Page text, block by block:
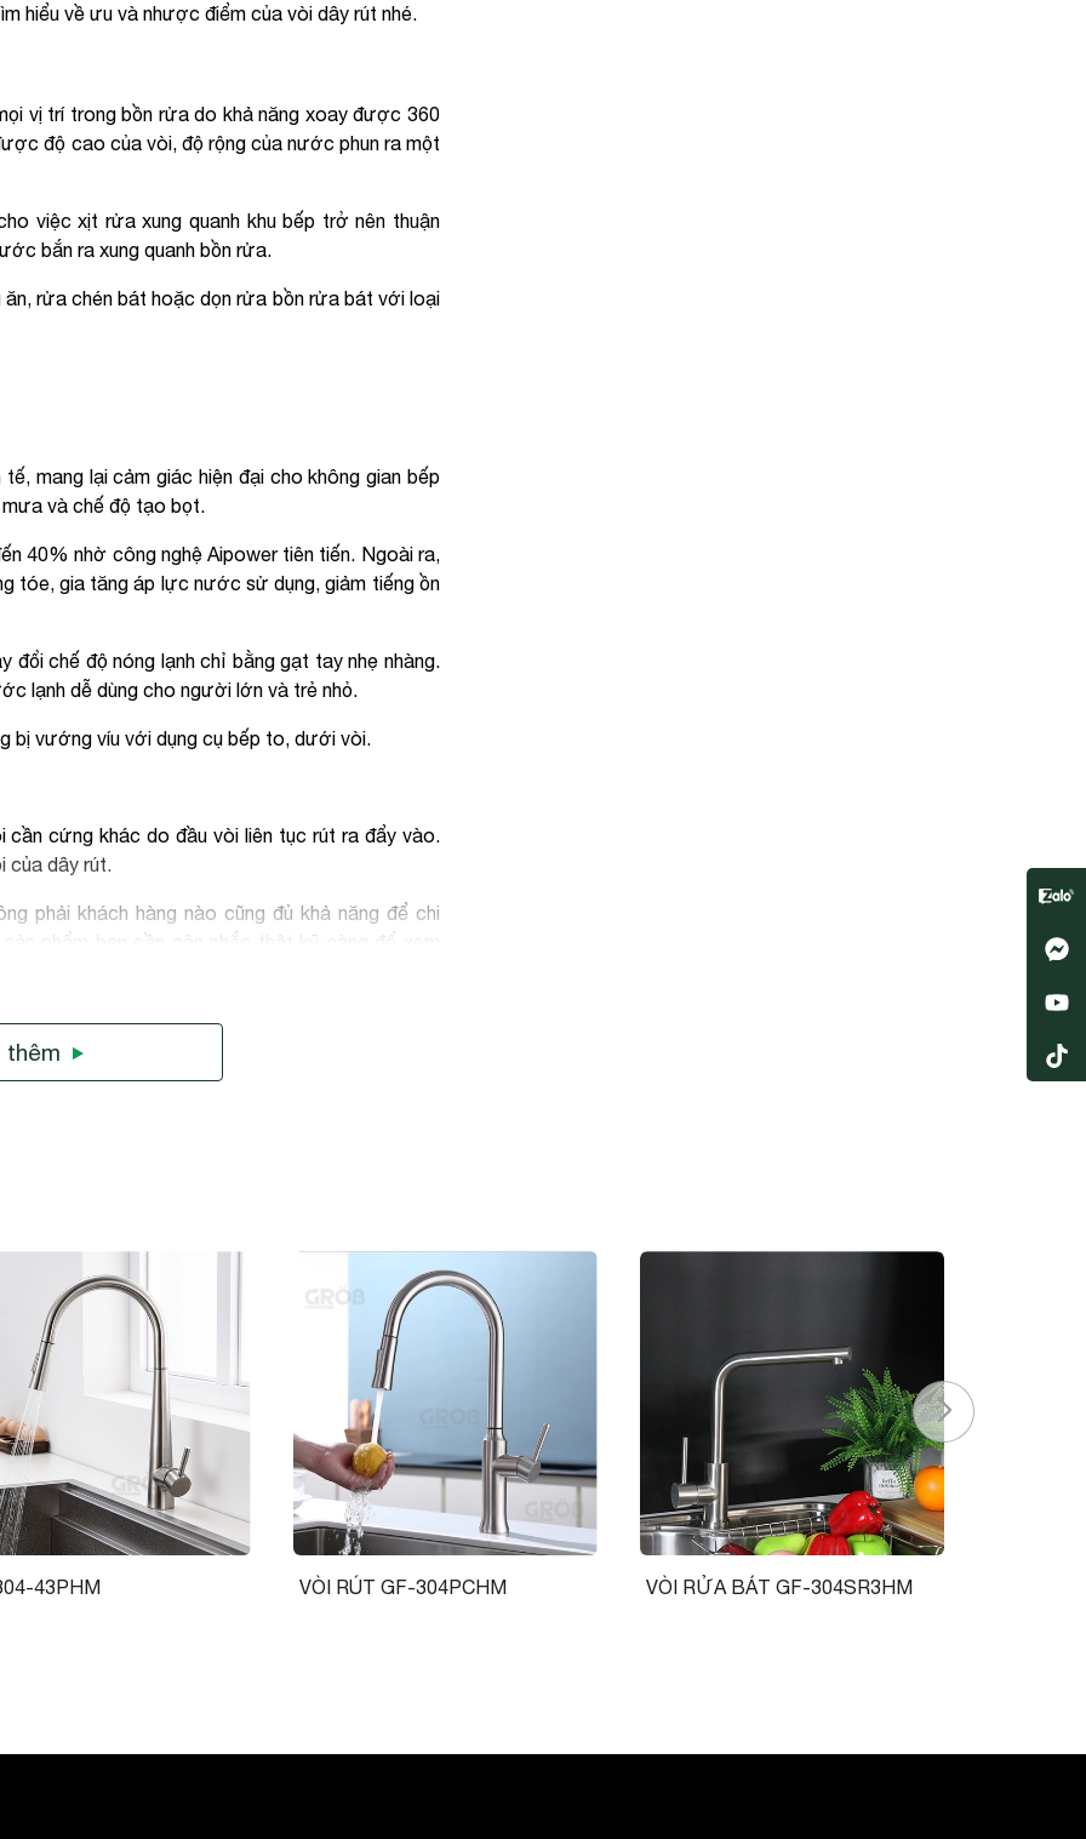
hiểu về ưu và nhược điểm của vòi dây rút nhé.
vị trí trong bồn rửa do khả năng xoay được 360
độ cao của vòi, độ rộng của nước phun ra một
việc xịt rửa xung quanh khu bếp trở nên thuận
bắn ra xung quanh bồn rửa.
rửa chén bát hoặc dọn rửa bồn rửa bát với loại
mang lại cảm giác hiện đại cho không gian bếp
mưa và chế độ tạo bọt.
40% nhờ công nghệ Aipower tiên tiến. Ngoài ra,
tóe, gia tăng áp lực nước sử dụng, giảm tiếng ồn
đổi chế độ nóng lạnh chỉ bằng gạt tay nhẹ nhàng.
lạnh dễ dùng cho người lớn và trẻ nhỏ.
bị vướng víu với dụng cụ bếp to, dưới vòi.
cứng khác do đầu vòi liên tục rút ra đẩy vào.
của dây rút.
phải khách hàng nào cũng đủ khả năng để chi
phẩm bạn cần cân nhắc thật kỹ càng để xem
cần cứng khác do đầu vòi liên tục ra và đẩy vào.
đặt và kiểm tra vòi nước được chính xác.
để vòi rửa bát không bị gập hoặc đầu chờ
đai ốc để tránh bị nứt vỡ, rò rỉ nước.
rửa bát một cách thuận lợi, bạn cần chuẩn bị các
thêm
43PHM VÒI RÚT GF-304PCHM VÒI RỬA BÁT GF-304SR3HM